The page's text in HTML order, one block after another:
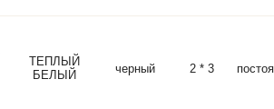
ТЕПЛЫЙ
БЕЛЫЙ
черный 2 * 3